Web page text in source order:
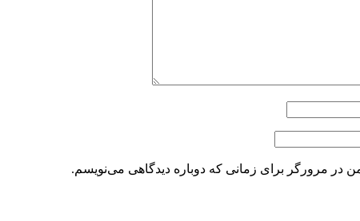
در مرورگر برای زمانی که دوباره دیدگاهی می‌نویسم.